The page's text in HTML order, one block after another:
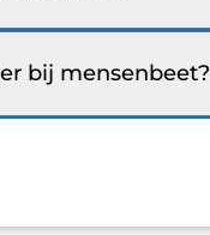
bij mensenbeet?